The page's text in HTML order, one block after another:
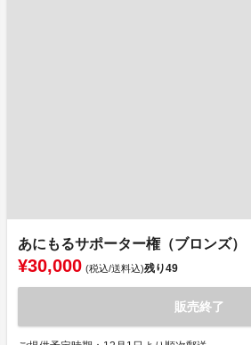
あにもるサポーター権（ブロンズ）
¥30,000 (税込/送料込)残り49
販売終了